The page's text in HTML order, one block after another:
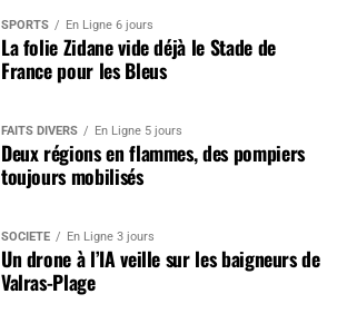
SPORTS En Ligne 6 jours
La folie Zidane vide déjà le Stade de
France pour les Bleus
FAITS DIVERS En Ligne 5 jours
Deux régions en flammes, des pompiers
toujours mobilisés
SOCIÉTÉ En Ligne 3 jours
Un drone à l’IA veille sur les baigneurs de
Valras-Plage